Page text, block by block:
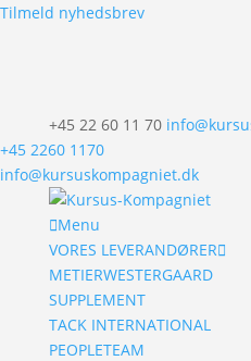
Tilmeld nyhedsbrev
+45 22 60 11 70
+45 2260 1170
info@kursuskompagniet.dk
Menu
VORES LEVERANDØRER
METIERWESTERGAARD
SUPPLEMENT
TACK INTERNATIONAL
PEOPLETEAM